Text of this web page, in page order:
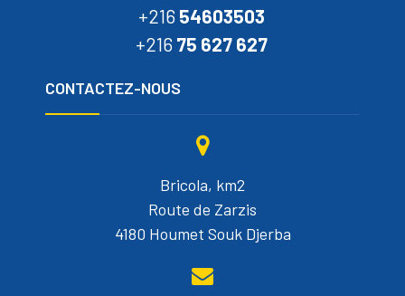
+216 54603503
+216 75 627 627
CONTACTEZ-NOUS
Bricola, km2
Route de Zarzis
4180 Houmet Souk Djerba